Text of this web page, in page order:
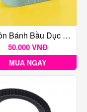
Khuôn Bánh Bầu Dục 15cm
50.000 VNĐ
MUA NGAY